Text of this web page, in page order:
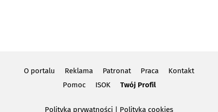
O portalu Reklama Patronat Praca
Kontakt
Pomoc
ISOK Twój Profil
Polityka prywatności | Polityka cookies